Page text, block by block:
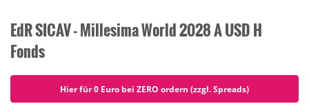
EdR SICAV - Millesima World 2028 A USD H
Fonds
Hier für 0 Euro bei ZERO ordern (zzgl. Spreads)